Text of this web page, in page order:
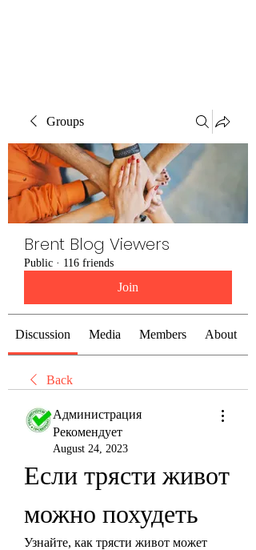
Groups
Brent Blog Viewers
Public · 116 friends
Join
Discussion Media Members About
Back
Администрация
Рекомендует
August 24, 2023
Если трясти живот
можно похудеть
Узнайте, как трясти живот может